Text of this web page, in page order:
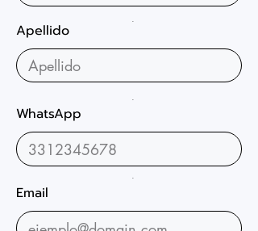
.
Apellido
.
WhatsApp
.
Email